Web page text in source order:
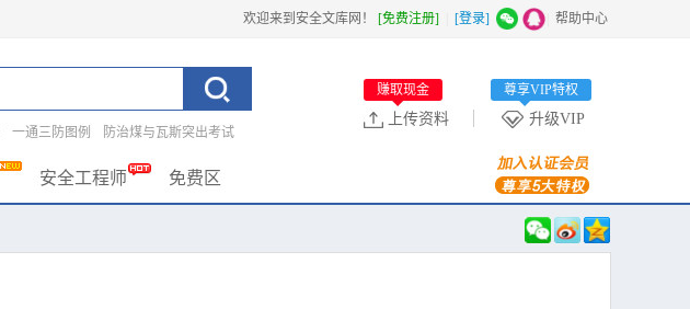
欢迎来到安全文库网！ [免费注册] [登录] 帮助中心
一通三防图例
防治煤与瓦斯突出考试
升级VIP
尊享VIP特权
上传资料
赚取现金
安全工程师 免费区